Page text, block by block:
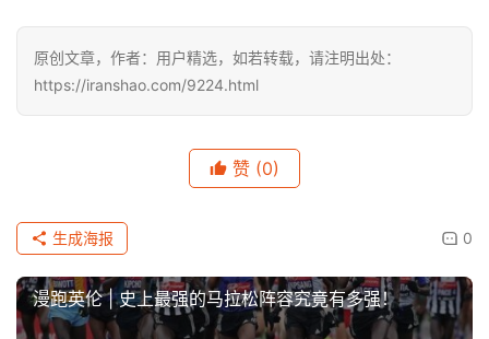
原创文章，作者：用户精选，如若转载，请注明出处：
https://iranshao.com/9224.html
赞 (0)
0
生成海报
漫跑英伦 | 史上最强的马拉松阵容究竟有多强！